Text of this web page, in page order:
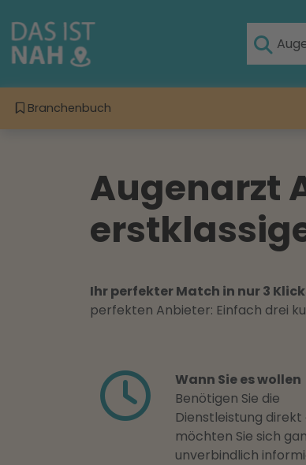
Branchenbuch
Augenarzt
Ihr perfekter Match in nur 3
perfekten Anbieter: Einfach drei
Wann Sie es wollen
Benötigen Sie die
Dienstleistung direkt
möchten Sie sich
unverbindlich